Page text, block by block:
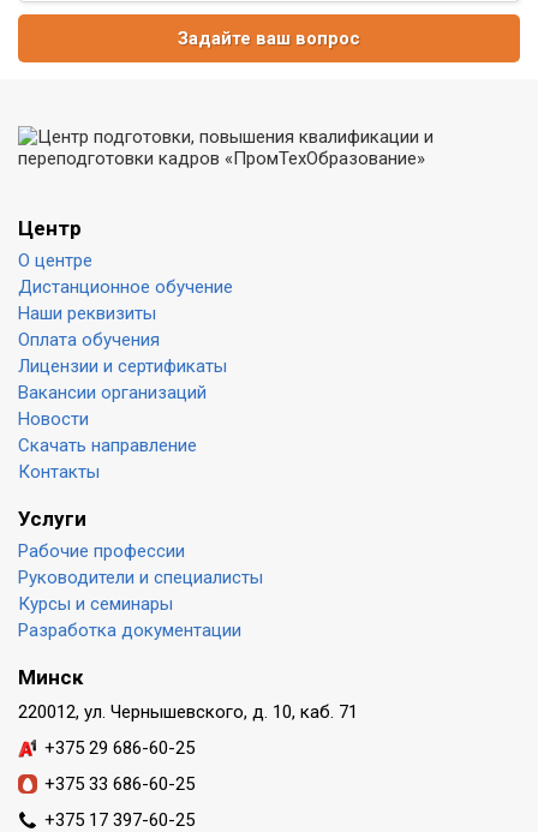
Задайте ваш вопрос
Центр
О центре
Дистанционное обучение
Наши реквизиты
Оплата обучения
Лицензии и сертификаты
Вакансии организаций
Новости
Скачать направление
Контакты
Услуги
Рабочие профессии
Руководители и специалисты
Курсы и семинары
Разработка документации
Минск
220012, ул. Чернышевского, д. 10, каб. 71
+375 29 686-60-25
+375 33 686-60-25
+375 17 397-60-25